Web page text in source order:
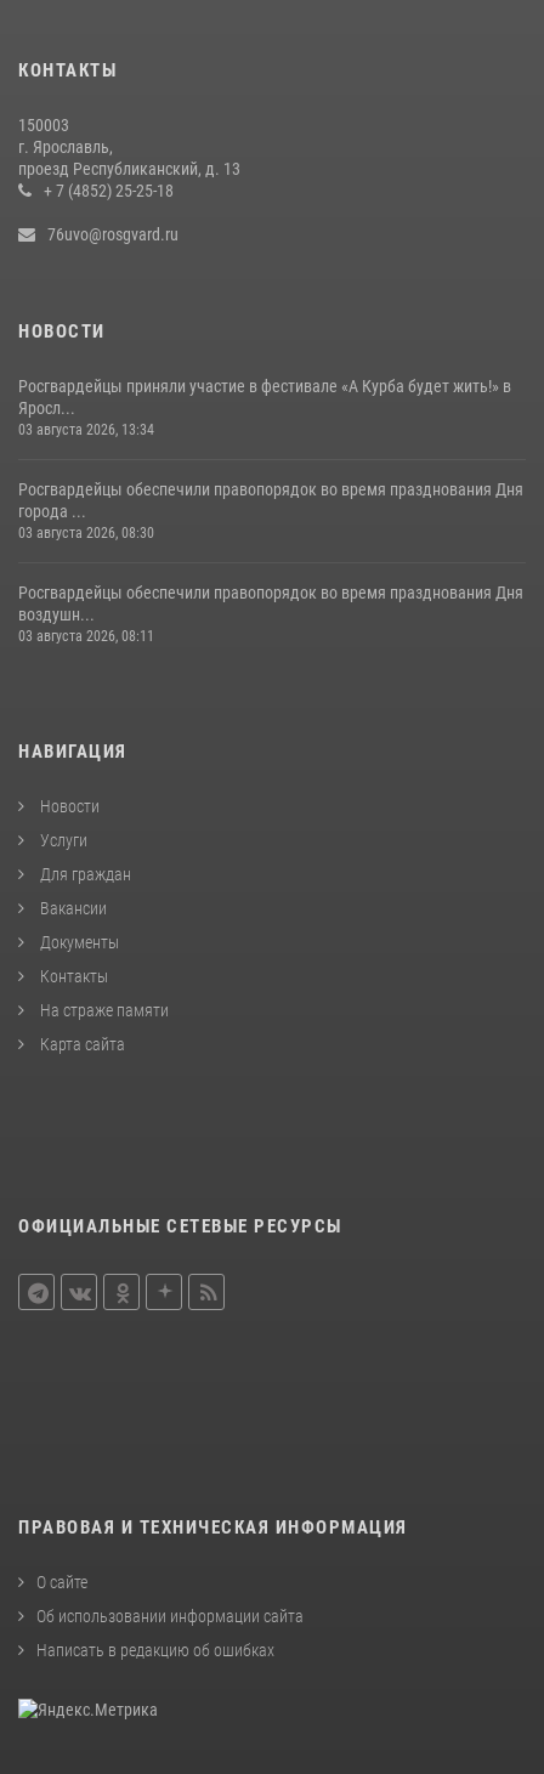
Росгвардейцы обеспечили правопорядок во время массового
забега в Ярославле
27 июля 2026, 09:10
КОНТАКТЫ
150003
г. Ярославль,
проезд Республиканский, д. 13
+ 7 (4852) 25-25-18
76uvo@rosgvard.ru
НОВОСТИ
Росгвардейцы приняли участие в фестивале «А Курба будет жить!» в
Яросл...
03 августа 2026, 13:34
Росгвардейцы обеспечили правопорядок во время празднования Дня
города ...
03 августа 2026, 08:30
Росгвардейцы обеспечили правопорядок во время празднования Дня
воздушн...
03 августа 2026, 08:11
НАВИГАЦИЯ
Новости
Услуги
Для граждан
Вакансии
Документы
Контакты
На страже памяти
Карта сайта
ОФИЦИАЛЬНЫЕ СЕТЕВЫЕ РЕСУРСЫ
ПРАВОВАЯ И ТЕХНИЧЕСКАЯ ИНФОРМАЦИЯ
О сайте
Об использовании информации сайта
Написать в редакцию об ошибках